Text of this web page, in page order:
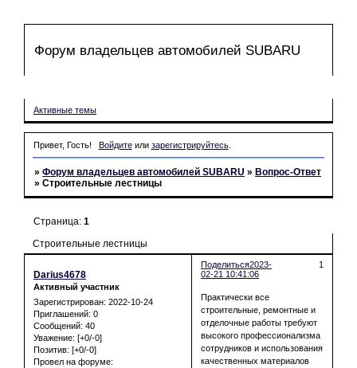
Форум владельцев автомобилей SUBARU
Активные темы
Привет, Гость! Войдитеили зарегистрируйтесь.
»Форум владельцев автомобилей SUBARU »Вопрос-Ответ
»Строительные лестницы
Строительные лестницы
Страница:1
Поделиться 1
2023-
02-21 10:41:06
Darius4678
Активный участник
Зарегистрирован: 2022-10-24
Приглашений: 0
Сообщений: 40
Уважение: [+0/-0]
Позитив: [+0/-0]
Провел на форуме:
Практически все
строительные, ремонтные и
отделочные работы требуют
высокого профессионализма
сотрудников и использования
качественных материалов